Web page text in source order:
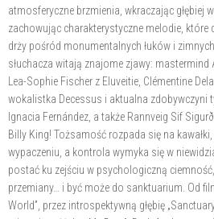
atmosferyczne brzmienia, wkraczając głębiej
zachowując charakterystyczne melodie, które
drży pośród monumentalnych łuków i
słuchacza witają znajome zjawy:
Lea-Sophie Fischer z Eluveitie, Clémentine
wokalistka Decessus i aktualna zdobywczyni
Ignacia Fernández, a także Rannveig Sif
Billy King! Tożsamość rozpada się na
wypaczeniu, a kontrola wymyka się w
postać ku zejściu w psychologiczną
przemiany… i być może do sanktuarium. Od
World”, przez introspektywną głębię